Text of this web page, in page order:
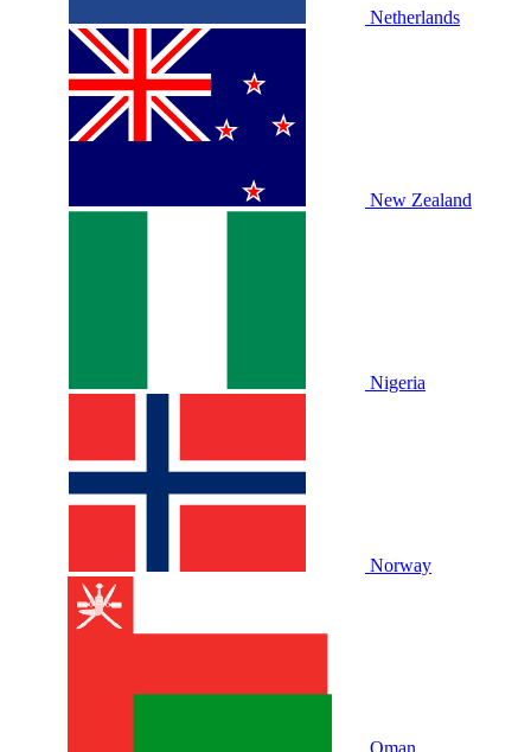
Netherlands
New Zealand
Nigeria
Norway
Oman